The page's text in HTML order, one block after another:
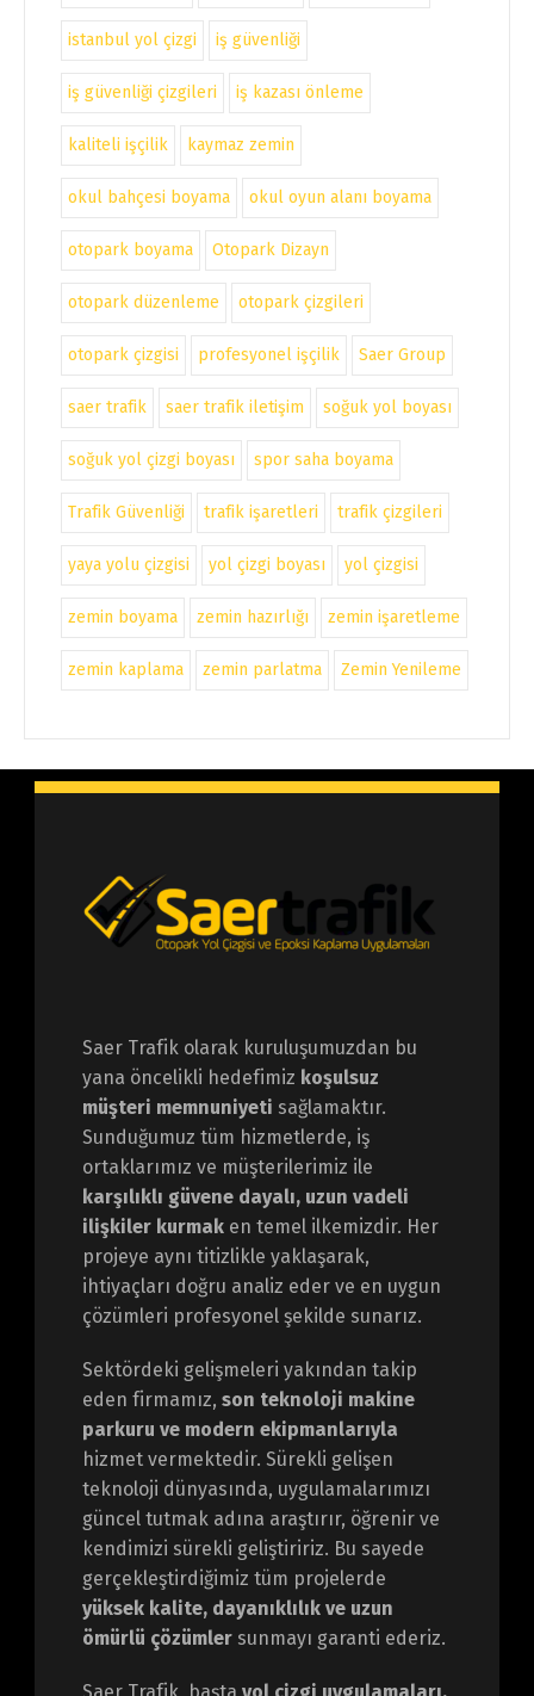
istanbul yol çizgi iş güvenliği
iş güvenliği çizgileri iş kazası önleme
kaliteli işçilik kaymaz zemin
okul bahçesi boyama okul oyun alanı boyama
otopark boyama Otopark Dizayn
otopark düzenleme otopark çizgileri
otopark çizgisi profesyonel işçilik Saer Group
saer trafik saer trafik iletişim soğuk yol boyası
soğuk yol çizgi boyası spor saha boyama
Trafik Güvenliği trafik işaretleri trafik çizgileri
yaya yolu çizgisi yol çizgi boyası yol çizgisi
zemin boyama zemin hazırlığı zemin işaretleme
zemin kaplama zemin parlatma Zemin Yenileme
Saer Trafik olarak kuruluşumuzdan bu
yana öncelikli hedefimiz koşulsuz
müşteri memnuniyeti sağlamaktır.
Sunduğumuz tüm hizmetlerde, iş
ortaklarımız ve müşterilerimiz ile
karşılıklı güvene dayalı, uzun vadeli
ilişkiler kurmaken temel ilkemizdir. Her
projeye aynı titizlikle yaklaşarak,
ihtiyaçları doğru analiz eder ve en uygun
çözümleri profesyonel şekilde sunarız.
Sektördeki gelişmeleri yakından takip
eden firmamız, son teknoloji makine
parkuru ve modern ekipmanlarıyla
hizmet vermektedir. Sürekli gelişen
teknoloji dünyasında, uygulamalarımızı
güncel tutmak adına araştırır, öğrenir ve
kendimizi sürekli geliştiririz. Bu sayede
gerçekleştirdiğimiz tüm projelerde
yüksek kalite, dayanıklılık ve uzun
ömürlü çözümlersunmayı garanti ederiz.
Saer Trafik, başta yol çizgi uygulamaları,